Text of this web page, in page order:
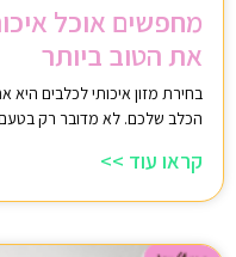
מחפשים אוכל
את הטוב ביותר
בחירת מזון איכותי לכלבים
הכלב שלכם. לא מדובר רק
קראו עוד >>